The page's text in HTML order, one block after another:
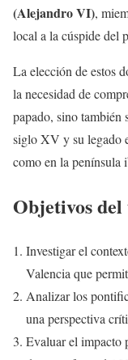
(Alejandro VI),
local a la cúspide del
La elección de estos
la necesidad de
papado, sino
siglo XV y su legado
como en la península
Objetivos
Investigar el
Valencia que
Analizar los
una perspectiva
Evaluar el impacto